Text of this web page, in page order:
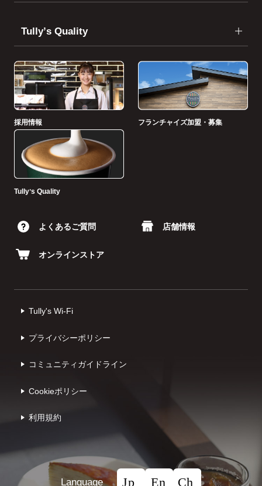
Tullyʼs Quality
採用情報 フランチャイズ加盟・募集
Tullyʼs Quality
よくあるご質問 店舗情報
オンラインストア
Tully's Wi-Fi
プライバシーポリシー
コミュニティガイドライン
Cookieポリシー
利⽤規約
Language